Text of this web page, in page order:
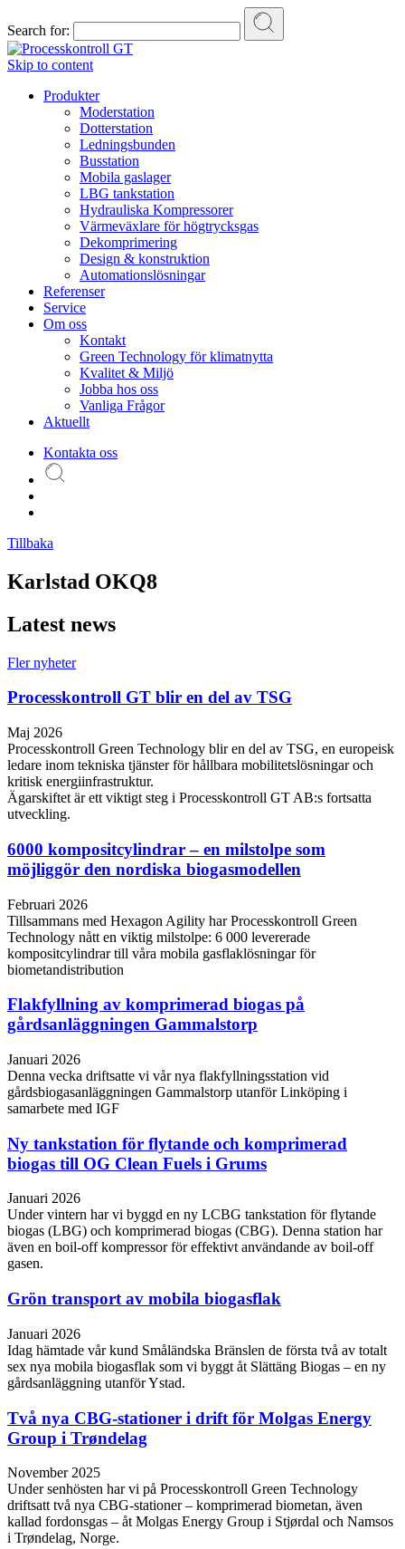
Search for:
Skip to content
Produkter
Moderstation
Dotterstation
Ledningsbunden
Busstation
Mobila gaslager
LBG tankstation
Hydrauliska Kompressorer
Värmeväxlare för högtrycksgas
Dekomprimering
Design & konstruktion
Automationslösningar
Referenser
Service
Om oss
Kontakt
Green Technology för klimatnytta
Kvalitet & Miljö
Jobba hos oss
Vanliga Frågor
Aktuellt
Kontakta oss
Tillbaka
Karlstad OKQ8
Latest news
Fler nyheter
Processkontroll GT blir en del av TSG
Maj 2026
Processkontroll Green Technology blir en del av TSG, en europeisk
ledare inom tekniska tjänster för hållbara mobilitetslösningar och
kritisk energiinfrastruktur.
Ägarskiftet är ett viktigt steg i Processkontroll GT AB:s fortsatta
utveckling.
6000 kompositcylindrar – en milstolpe som
möjliggör den nordiska biogasmodellen
Februari 2026
Tillsammans med Hexagon Agility har Processkontroll Green
Technology nått en viktig milstolpe: 6 000 levererade
kompositcylindrar till våra mobila gasflaklösningar för
biometandistribution
Flakfyllning av komprimerad biogas på
gårdsanläggningen Gammalstorp
Januari 2026
Denna vecka driftsatte vi vår nya flakfyllningsstation vid
gårdsbiogasanläggningen Gammalstorp utanför Linköping i
samarbete med IGF
Ny tankstation för flytande och komprimerad
biogas till OG Clean Fuels i Grums
Januari 2026
Under vintern har vi byggd en ny LCBG tankstation för flytande
biogas (LBG) och komprimerad biogas (CBG). Denna station har
även en boil-off kompressor för effektivt användande av boil-off
gasen.
Grön transport av mobila biogasflak
Januari 2026
Idag hämtade vår kund Småländska Bränslen de första två av totalt
sex nya mobila biogasflak som vi byggt åt Slättäng Biogas – en ny
gårdsanläggning utanför Ystad.
Två nya CBG-stationer i drift för Molgas Energy
Group i Trøndelag
November 2025
Under senhösten har vi på Processkontroll Green Technology
driftsatt två nya CBG‑stationer – komprimerad biometan, även
kallad fordonsgas – åt Molgas Energy Group i Stjørdal och Namsos
i Trøndelag, Norge.